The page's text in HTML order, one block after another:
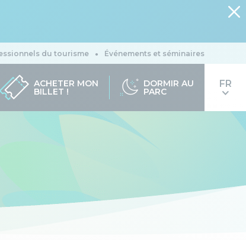
du tourisme Événements et séminaires
ACHETER MON
BILLET !
DORMIR AU
PARC